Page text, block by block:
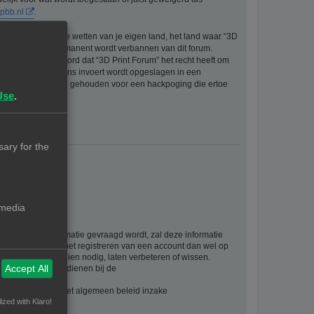
.
bevat die de wetten van je eigen land, het land waar “3D
ingang en permanent wordt verbannen van dit forum.
er mee akkoord dat “3D Print Forum” het recht heeft om
die je bij ons invoert wordt opgeslagen in een
worden gehouden voor een hackpoging die ertoe
informatie gevraagd wordt, zal deze informatie
gevolg van het registreren van een account dan wel op
U kan deze, indien nodig, laten verbeteren of wissen.
kan u klacht indienen bij de
vindt u in het algemeen beleid inzake
.
for the
Accept All
with Klaro!